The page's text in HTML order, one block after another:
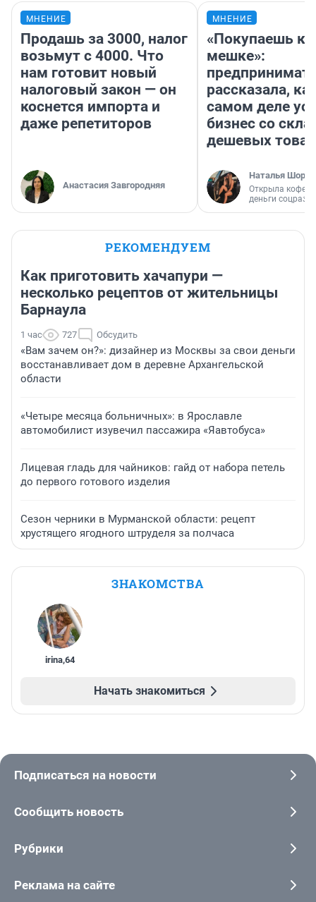
МНЕНИЕ
Продашь за 3000, налог
возьмут с 4000. Что
нам готовит новый
налоговый закон — он
коснется импорта и
даже репетиторов
Анастасия Завгородняя
МНЕНИЕ
«Покупаешь
мешке»:
рассказала,
самом деле
бизнес со
дешевых
Наталья
Открыла
деньги
РЕКОМЕНДУЕМ
Как приготовить хачапури —
несколько рецептов от жительницы
Барнаула
1 час 727 Обсудить
«Вам зачем он?»: дизайнер из Москвы за свои деньги
восстанавливает дом в деревне Архангельской
области
«Четыре месяца больничных»: в Ярославле
автомобилист изувечил пассажира «Яавтобуса»
Лицевая гладь для чайников: гайд от набора петель
до первого готового изделия
Сезон черники в Мурманской области: рецепт
хрустящего ягодного штруделя за полчаса
ЗНАКОМСТВА
irina,64
Начать знакомиться
Подписаться на новости
Сообщить новость
Рубрики
Реклама на сайте